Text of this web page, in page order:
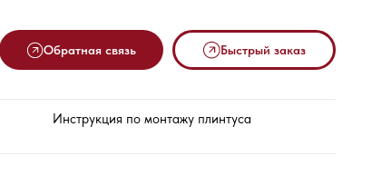
Обратная связь Быстрый заказ
Инструкция по монтажу плинтуса